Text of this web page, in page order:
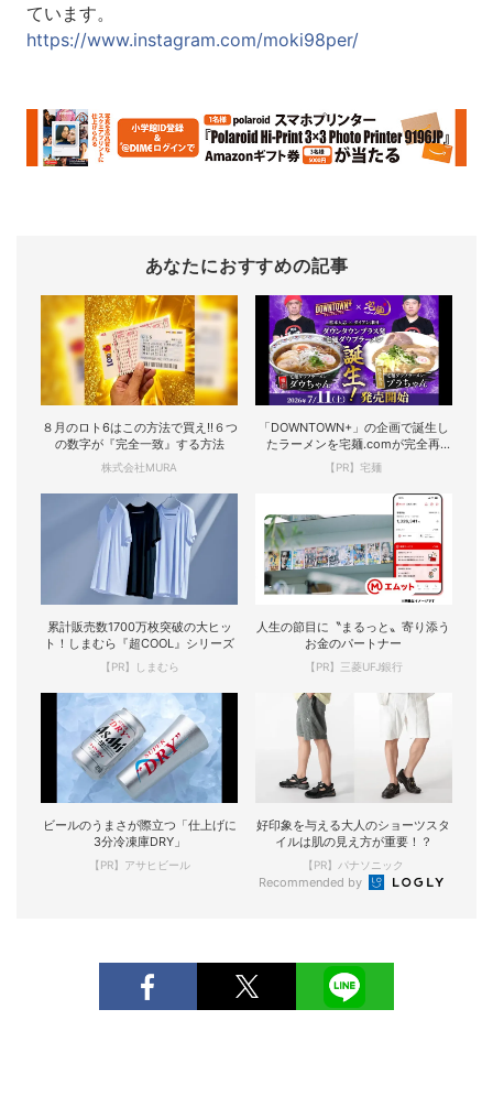
ています。
https://www.instagram.com/moki98per/
あなたにおすすめの記事
８月のロト6はこの方法で買え!!６つ
の数字が『完全一致』する方法
株式会社MURA
「DOWNTOWN+」の企画で誕生し
たラーメンを宅麺.comが完全再
現！
【PR】宅麺
累計販売数1700万枚突破の大ヒッ
ト！しまむら『超COOL』シリーズ
【PR】しまむら
人生の節目に〝まるっと〟寄り添う
お金のパートナー
【PR】三菱UFJ銀行
ビールのうまさが際立つ「仕上げに
3分冷凍庫DRY」
【PR】アサヒビール
好印象を与える大人のショーツスタ
イルは肌の見え方が重要！？
【PR】パナソニック
Recommended by